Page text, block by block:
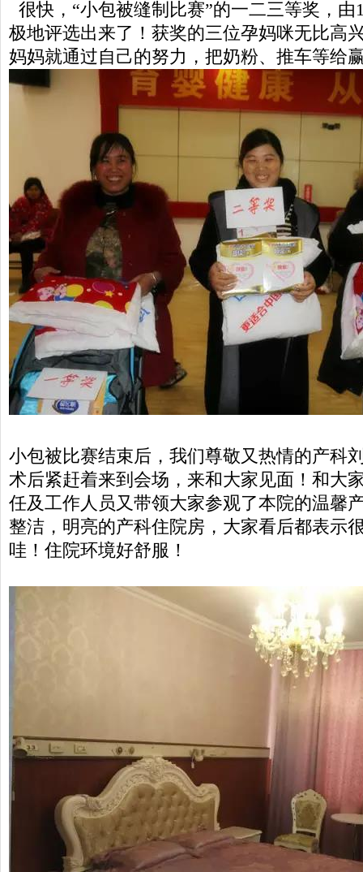
很快，“小包被缝制比赛”的一二三等奖，由
极地评选出来了！获奖的三位孕妈咪无比高
妈妈就通过自己的努力，把奶粉、推车等给
小包被比赛结束后，我们尊敬又热情的产科
术后紧赶着来到会场，来和大家见面！和大
任及工作人员又带领大家参观了本院的温馨
整洁，明亮的产科住院房，大家看后都表示
哇！住院环境好舒服！